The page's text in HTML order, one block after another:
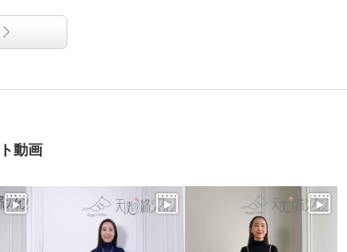
動画